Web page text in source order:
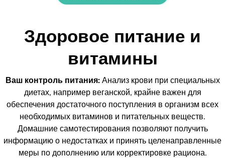
Здоровое питание и
витамины
Ваш контроль питания:Анализ крови при специальных
диетах, например веганской, крайне важен для
обеспечения достаточного поступления в организм всех
необходимых витаминов и питательных веществ.
Домашние самотестирования позволяют получить
информацию о недостатках и принять целенаправленные
меры по дополнению или корректировке рациона.